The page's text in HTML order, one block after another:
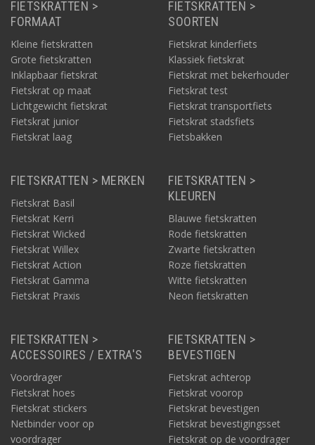
FIETSKRATTEN >
FORMAAT
Kleine fietskratten
Grote fietskratten
Inklapbaar fietskrat
Fietskrat op maat
Lichtgewicht fietskrat
Fietskrat junior
Fietskrat laag
FIETSKRATTEN >
SOORTEN
Fietskrat kinderfiets
Klassiek fietskrat
Fietskrat met bekerhouder
Fietskrat test
Fietskrat transportfiets
Fietskrat stadsfiets
Fietsbakken
FIETSKRATTEN > MERKEN
Fietskrat Basil
Fietskrat Kerri
Fietskrat Wicked
Fietskrat Willex
Fietskrat Action
Fietskrat Gamma
Fietskrat Praxis
FIETSKRATTEN >
KLEUREN
Blauwe fietskratten
Rode fietskratten
Zwarte fietskratten
Roze fietskratten
Witte fietskratten
Neon fietskratten
FIETSKRATTEN >
ACCESSOIRES / EXTRA'S
Voordrager
Fietskrat hoes
Fietskrat stickers
Netbinder voor op
voordrager
FIETSKRATTEN >
BEVESTIGEN
Fietskrat achterop
Fietskrat voorop
Fietskrat bevestigen
Fietskrat bevestigingsset
Fietskrat op de voordrager